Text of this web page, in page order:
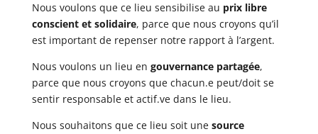
Nous voulons que ce lieu sensibilise au prix libre
conscient et solidaire, parce que nous croyons qu’il
est important de repenser notre rapport à l’argent.
Nous voulons un lieu en gouvernance partagée,
parce que nous croyons que chacun.e peut/doit se
sentir responsable et actif.ve dans le lieu.
Nous souhaitons que ce lieu soit une source